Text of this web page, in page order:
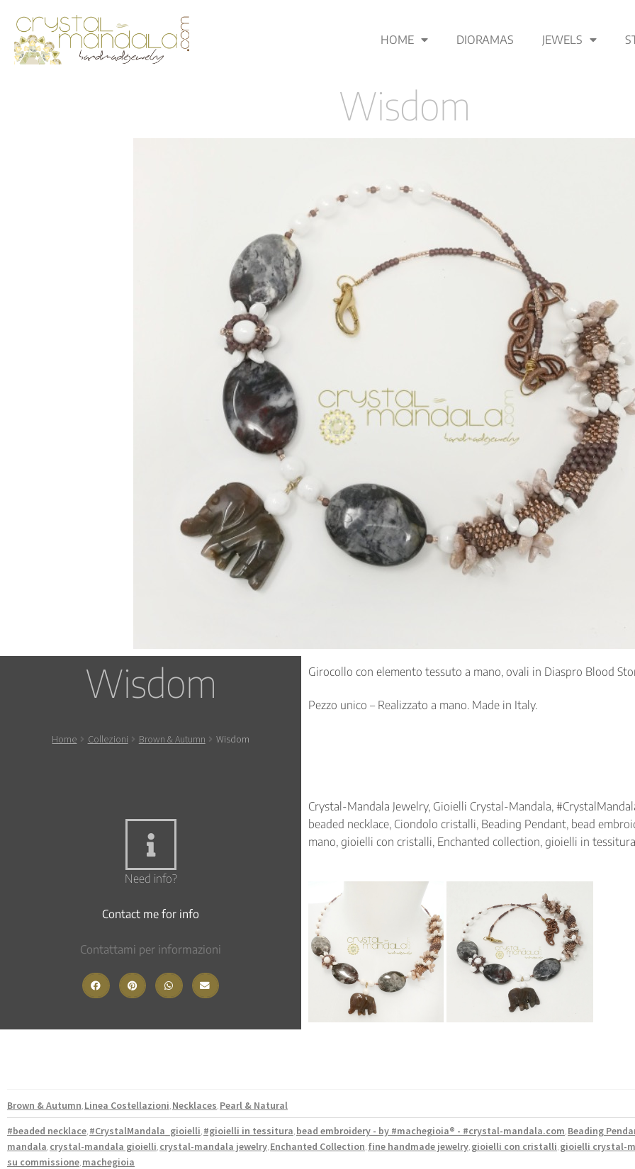
HOME DIORAMAS JEWELS
Wisdom
Wisdom
Home Collezioni Brown & Autumn Wisdom
Need info?
Contact me for info
Contattami per informazioni
Girocollo con elemento tessuto a mano, ovali in Diaspro Blood
Pezzo unico – Realizzato a mano. Made in Italy.
Crystal-Mandala Jewelry, Gioielli Crystal-Mandala,
beaded necklace, Ciondolo cristalli, Beading Pendant, bead
mano, gioielli con cristalli, Enchanted collection, gioielli in
Brown & Autumn Linea Costellazioni Necklaces Pearl & Natural
#beaded necklace #CrystalMandala_gioielli #gioielli in tessitura bead embroidery - by #machegioia® - #crystal-mandala.com Beading
mandala crystal-mandala gioielli crystal-mandala jewelry Enchanted Collection fine handmade jewelry gioielli con cristalli gioielli crystal-
su commissione machegioia